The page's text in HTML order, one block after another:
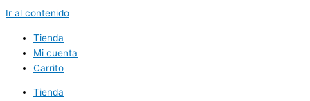
Ir al contenido
Tienda
Mi cuenta
Carrito
Tienda